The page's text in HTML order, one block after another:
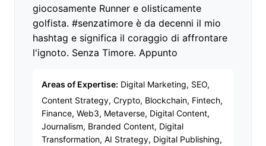
giocosamente Runner e olisticamente
golfista. #senzatimore è da decenni il mio
hashtag e significa il coraggio di affrontare
l'ignoto. Senza Timore. Appunto
Areas of Expertise: Digital Marketing, SEO,
Content Strategy, Crypto, Blockchain, Fintech,
Finance, Web3, Metaverse, Digital Content,
Journalism, Branded Content, Digital
Transformation, AI Strategy, Digital Publishing,